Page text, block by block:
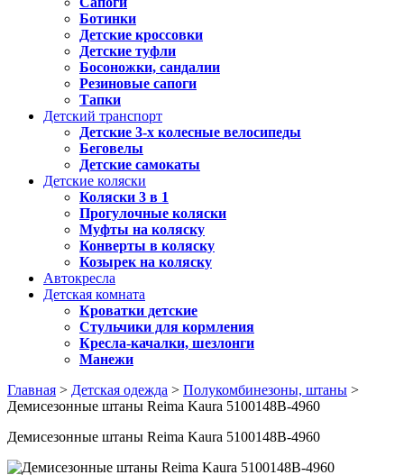
Ботинки
Детские кроссовки
Детские туфли
Босоножки, сандалии
Резиновые сапоги
Тапки
Детский транспорт
Детские 3-х колесные велосипеды
Беговелы
Детские самокаты
Детские коляски
Коляски 3 в 1
Прогулочные коляски
Муфты на коляску
Конверты в коляску
Козырек на коляску
Автокресла
Детская комната
Кроватки детские
Стульчики для кормления
Кресла-качалки, шезлонги
Манежи
Главная > Детская одежда > Полукомбинезоны, штаны >
Демисезонные штаны Reima Kaura 5100148B-4960
Демисезонные штаны Reima Kaura 5100148B-4960